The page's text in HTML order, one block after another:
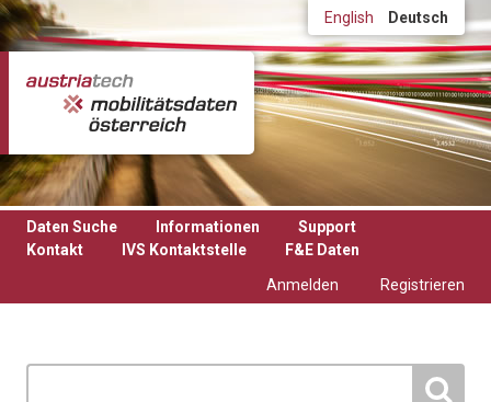
Direkt zum Inhalt English Deutsch
Daten Suche Informationen
Support
Kontakt
IVS Kontaktstelle
F&E Daten
Anmelden
Registrieren